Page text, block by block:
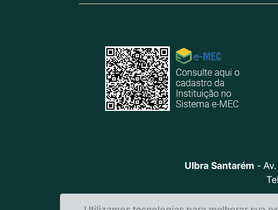
Ulbra Santarém -